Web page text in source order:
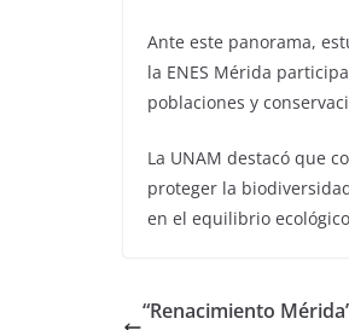
Ante este panorama,
la ENES Mérida
poblaciones y
La UNAM destacó que
proteger la
en el equilibrio
“Renacimiento